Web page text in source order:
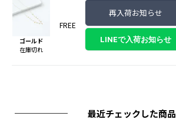
ゴールド
在庫切れ
FREE
再入荷お知らせ
最近チェックした商品